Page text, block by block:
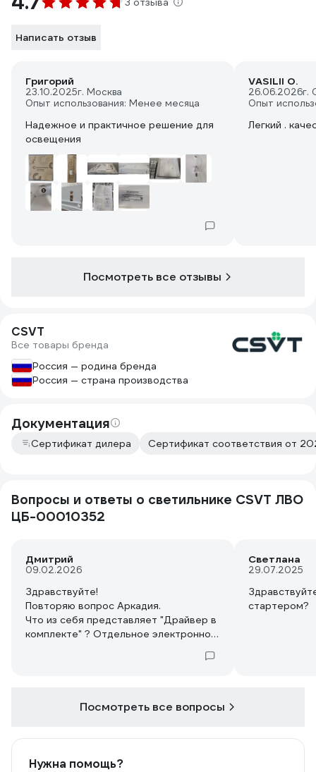
Написать отзыв
Григорий
23.10.2025г. Москва
Опыт использования: Менее месяца
Надежное и практичное решение для
освещения
VASILII O.
26.06.2026г.
Опыт
Легкий .
Посмотреть все отзывы
CSVT
Все товары бренда
Россия — родина бренда
Россия — страна производства
Документация
Сертификат дилера Сертификат соответствия от
Вопросы и ответы о светильнике CSVT ЛВО
ЦБ-00010352
Дмитрий
09.02.2026
Здравствуйте!
Повторяю вопрос Аркадия.
Что из себя представляет "Драйвер в
комплекте" ? Отдельное электронное
Светлана
29.07.2025
стартером?
Посмотреть все вопросы
Нужна помощь?